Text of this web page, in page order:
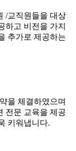
/교직원들을 대상
하고 비전을 가지
추가로 제공하는
을 체결하였으며
전문 교육을 제공
키워냅니다.